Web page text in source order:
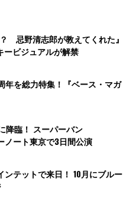
忌野清志郎が教えてくれた』
ービジュアルが解禁
年を総力特集！『ベース・マガ
降臨！ スーパーバン
ノート東京で3日間公演
ンテットで来日！ 10月にブルー